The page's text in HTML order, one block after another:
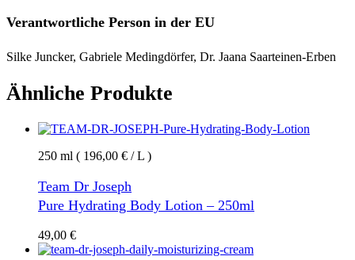
Verantwortliche Person in der EU
Silke Juncker, Gabriele Medingdörfer, Dr. Jaana Saarteinen-Erben
Ähnliche Produkte
250 ml ( 196,00 € / L )
Team Dr Joseph
Pure Hydrating Body Lotion – 250ml
49,00 €